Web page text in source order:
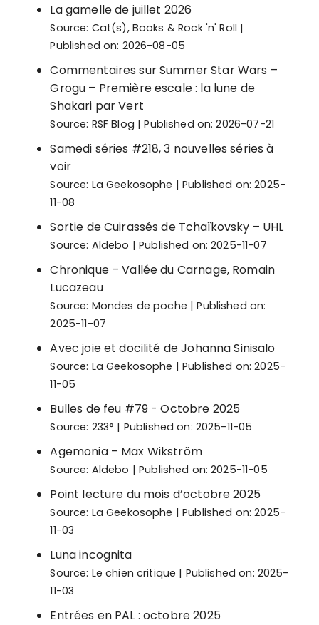
La gamelle de juillet 2026
Source: Cat(s), Books & Rock 'n' Roll
Published on: 2026-08-05
Commentaires sur Summer Star Wars –
Grogu – Première escale : la lune de
Shakari par Vert
Source: RSF Blog Published on: 2026-07-21
Samedi séries #218, 3 nouvelles séries à
voir
Source: La Geekosophe
Published on: 2025-
11-08
Sortie de Cuirassés de Tchaïkovsky – UHL
Source: Aldebo Published on: 2025-11-07
Chronique – Vallée du Carnage, Romain
Lucazeau
Source: Mondes de poche
Published on:
2025-11-07
Avec joie et docilité de Johanna Sinisalo
Source: La Geekosophe
Published on: 2025-
11-05
Bulles de feu #79 - Octobre 2025
Source: 233° Published on: 2025-11-05
Agemonia – Max Wikström
Source: Aldebo Published on: 2025-11-05
Point lecture du mois d’octobre 2025
Source: La Geekosophe
Published on: 2025-
11-03
Luna incognita
Source: Le chien critique
Published on: 2025-
11-03
Entrées en PAL : octobre 2025